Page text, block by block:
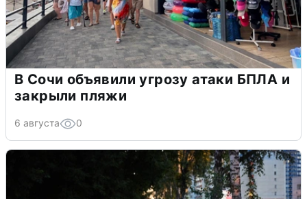
В Сочи объявили угрозу атаки БПЛА и
закрыли пляжи
6 августа 0